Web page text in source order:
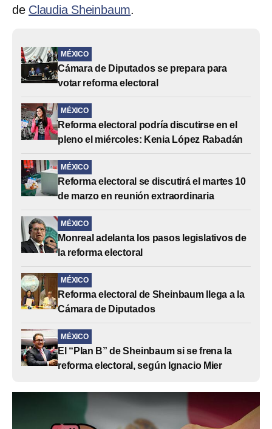
de Claudia Sheinbaum.
MÉXICO
Cámara de Diputados se prepara para
votar reforma electoral
MÉXICO
Reforma electoral podría discutirse en el
pleno el miércoles: Kenia López Rabadán
MÉXICO
Reforma electoral se discutirá el martes 10
de marzo en reunión extraordinaria
MÉXICO
Monreal adelanta los pasos legislativos de
la reforma electoral
MÉXICO
Reforma electoral de Sheinbaum llega a la
Cámara de Diputados
MÉXICO
El “Plan B” de Sheinbaum si se frena la
reforma electoral, según Ignacio Mier